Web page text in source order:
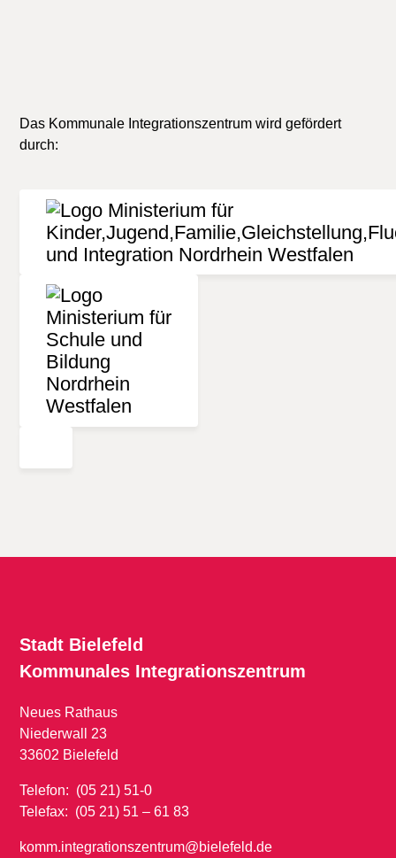
Das Kommunale Integrationszentrum wird gefördert
durch:
Stadt Bielefeld
Kommunales Integrationszentrum
Neues Rathaus
Niederwall 23
33602 Bielefeld
Telefon: (05 21) 51-0
Telefax: (05 21) 51 – 61 83
komm.integrationszentrum@bielefeld.de